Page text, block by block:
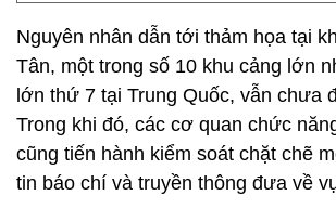
Nguyên nhân dẫn tới thảm họa tại
Tân, một trong số 10 khu cảng lớn
lớn thứ 7 tại Trung Quốc, vẫn chưa
Trong khi đó, các cơ quan chức
cũng tiến hành kiểm soát chặt chẽ
tin báo chí và truyền thông đưa về